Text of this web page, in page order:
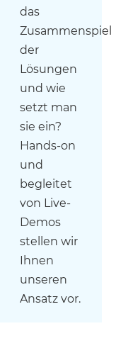
das
Zusammenspiel
der
Lösungen
und wie
setzt man
sie ein?
Hands-on
und
begleitet
von Live-
Demos
stellen wir
Ihnen
unseren
Ansatz vor.